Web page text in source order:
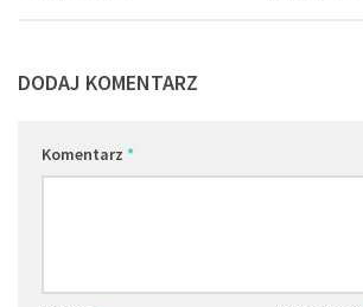
DODAJ KOMENTARZ
Komentarz *